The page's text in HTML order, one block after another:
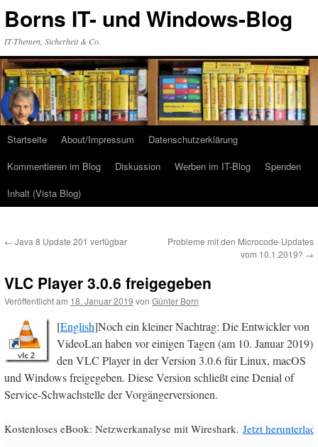
Inhalt
Borns IT- und Windows-Blog
IT-Themen, Sicherheit & Co.
Startseite About/Impressum
Datenschutzerklärung
Kommentieren im Blog
Diskussion Werben im IT-Blog
Spenden
Inhalt (Vista Blog)
← Java 8 Update 201 verfügbar
Probleme mit den Microcode-Updates
vom 10.1.2019? →
VLC Player 3.0.6 freigegeben
Veröffentlicht am 18. Januar 2019 von Günter Born
[English]Noch ein kleiner Nachtrag: Die Entwickler von
VideoLan haben vor einigen Tagen (am 10. Januar 2019)
den VLC Player in der Version 3.0.6 für Linux, macOS
und Windows freigegeben. Diese Version schließt eine Denial of
Service-Schwachstelle der Vorgängerversionen.
Kostenloses eBook: Netzwerkanalyse mit Wireshark. Jetzt